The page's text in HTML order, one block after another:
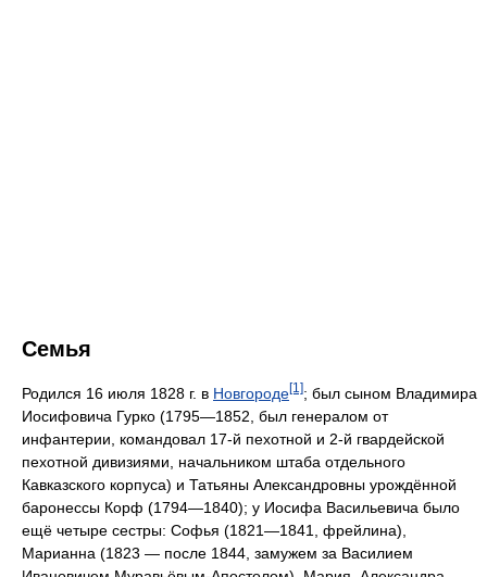
Семья
Родился 16 июля 1828 г. в Новгороде[1]; был сыном Владимира
Иосифовича Гурко (1795—1852, был генералом от
инфантерии, командовал 17-й пехотной и 2-й гвардейской
пехотной дивизиями, начальником штаба отдельного
Кавказского корпуса) и Татьяны Александровны урождённой
баронессы Корф (1794—1840); у Иосифа Васильевича было
ещё четыре сестры: Софья (1821—1841, фрейлина),
Марианна (1823 — после 1844, замужем за Василием